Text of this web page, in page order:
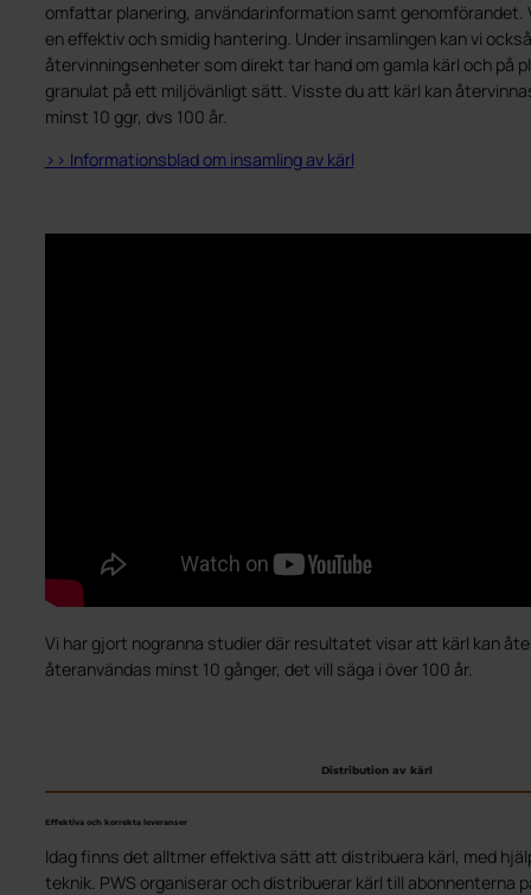
omfattar planering, användarinformation samt genomförandet.
en effektiv och smidig hantering. Under insamlingen kan vi
återvinningsenheter som direkt tar hand om gamla kärl och på
granulat på ett miljövänligt sätt. Visste du att kärl kan
minst 10 ggr, dvs 100 år.
>> Informationsblad om insamling av kärl
Vi har gjort nogranna studier där resultatet visar att kärl kan
återanvändas minst 10 gånger, det vill säga i över 100 år.
Distribution av kärl
Effektiva och korrekta leveranser
Idag finns det alltmer effektiva sätt att distribuera kärl, med
teknik. PWS organiserar och distribuerar kärl till abonnenterna